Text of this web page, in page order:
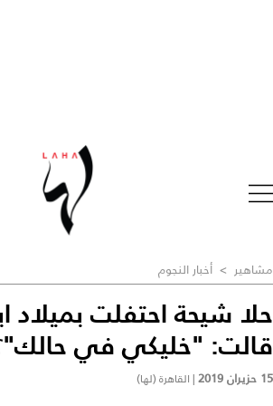
مشاهير > أخبار النجوم
حلا شيحة احتفلت بميلاد
قالت: "خليكي في
15 حزيران 2019 | القاهرة (لها)